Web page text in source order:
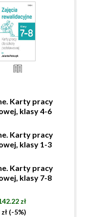
Karty pracy
klasy 4-6
Karty pracy
klasy 1-3
Karty pracy
klasy 7-8
zł
(-5%)